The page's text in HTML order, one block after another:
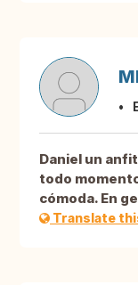
Daniel un
todo
cómoda. En
Translate